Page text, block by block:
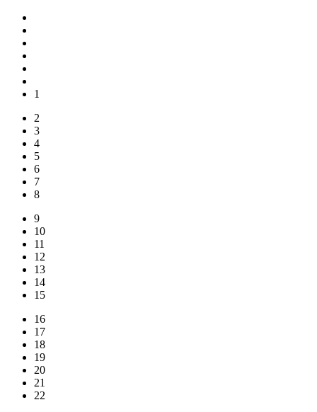
1
2
3
4
5
6
7
8
9
10
11
12
13
14
15
16
17
18
19
20
21
22